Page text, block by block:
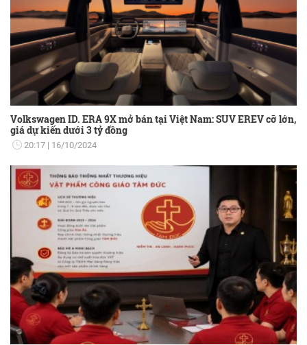
Volkswagen ID. ERA 9X mở bán tại Việt Nam: SUV EREV cỡ lớn,
giá dự kiến dưới 3 tỷ đồng
20:17 16/10/2024